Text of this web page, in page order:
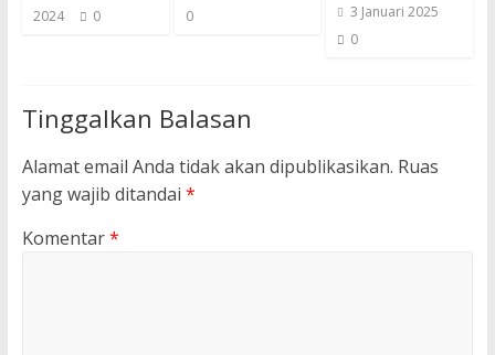
2024
0
0
3 Januari 2025
0
Tinggalkan Balasan
Alamat email Anda tidak akan dipublikasikan. Ruas
yang wajib ditandai *
Komentar*